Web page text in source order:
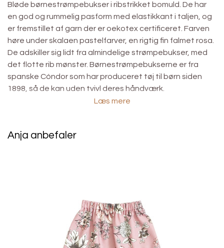
Bløde børnestrømpebukser i ribstrikket bomuld. De har
en god og rummelig pasform med elastikkant i taljen, og
er fremstillet af garn der er oekotex certificeret. Farven
høre under skalaen pastelfarver, en rigtig fin falmet rosa.
De adskiller sig lidt fra almindelige strømpebukser, med
det flotte rib mønster. Børnestrømpebukserne er fra
spanske Cóndor som har produceret tøj til børn siden
1898, så de kan uden tvivl deres håndværk.
• Producent: Cóndor.
Du kan vaske de her børnestrømpebukser i maskinen ved
Læs mere
Anja anbefaler